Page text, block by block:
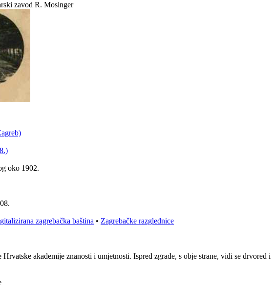
zavod R. Mosinger
oko 1902.
zagrebačka baština • Zagrebačke razglednice
akademije znanosti i umjetnosti. Ispred zgrade, s obje strane, vidi se